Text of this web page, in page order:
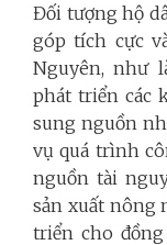
Đối tượng hộ
góp tích cực
Nguyên, như
phát triển các
sung nguồn
vụ quá trình
nguồn tài
sản xuất nông
triển cho